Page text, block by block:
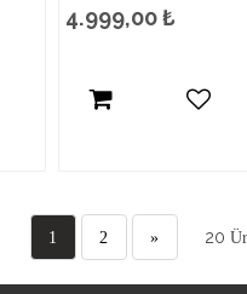
4.999,00₺
20
1 2 »